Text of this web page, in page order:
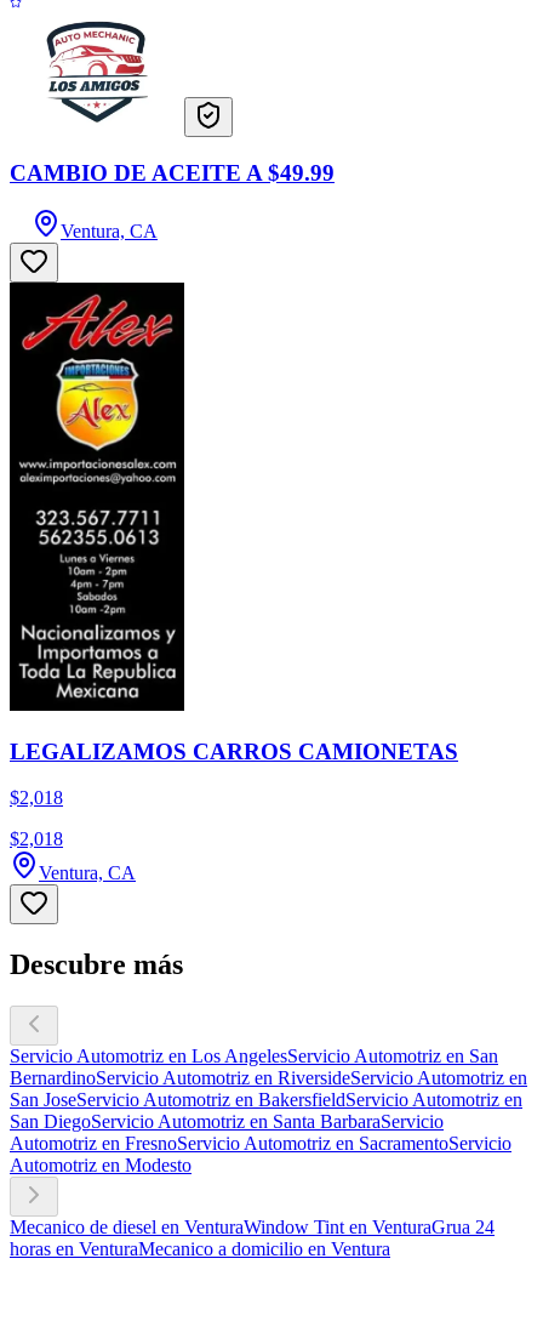
CAMBIO DE ACEITE A $49.99
Ventura, CA
LEGALIZAMOS CARROS CAMIONETAS
$2,018
$2,018
Ventura, CA
Descubre más
Servicio Automotriz en Los AngelesServicio Automotriz en San
BernardinoServicio Automotriz en RiversideServicio Automotriz en
San JoseServicio Automotriz en BakersfieldServicio Automotriz en
San DiegoServicio Automotriz en Santa BarbaraServicio
Automotriz en FresnoServicio Automotriz en SacramentoServicio
Automotriz en Modesto
Mecanico de diesel en VenturaWindow Tint en VenturaGrua 24
horas en VenturaMecanico a domicilio en Ventura